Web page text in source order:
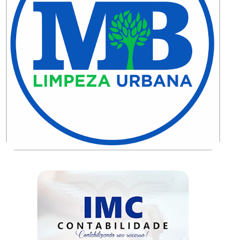
RURAL
DAS
CRIANÇAS
ECONOMIA
EDUCAÇÃO
ESCOLAR